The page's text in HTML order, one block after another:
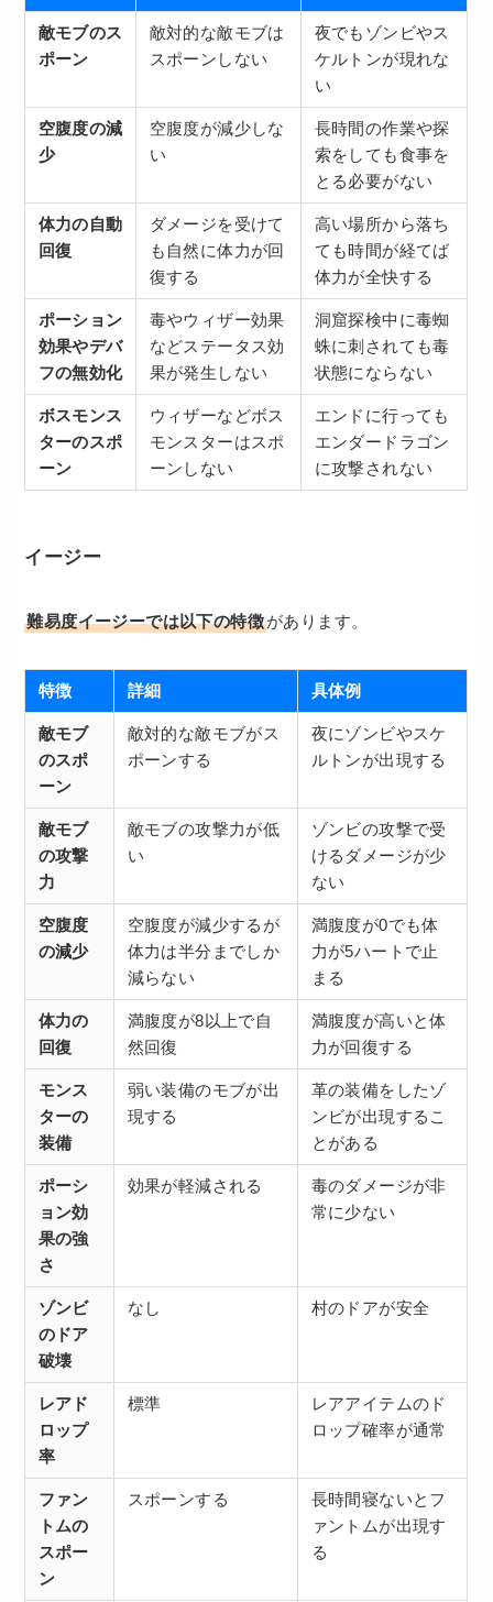
敵モブのス
ポーン
敵対的な敵モブは
スポーンしない
夜でもゾンビやス
ケルトンが現れな
い
空腹度の減
少
空腹度が減少しな
い
長時間の作業や探
索をしても食事を
とる必要がない
体力の自動
回復
ダメージを受けて
も自然に体力が回
復する
高い場所から落ち
ても時間が経てば
体力が全快する
ポーション
効果やデバ
フの無効化
毒やウィザー効果
などステータス効
果が発生しない
洞窟探検中に毒蜘
蛛に刺されても毒
状態にならない
ボスモンス
ターのスポ
ーン
ウィザーなどボス
モンスターはスポ
ーンしない
エンドに行っても
エンダードラゴン
に攻撃されない
イージー
難易度イージーでは以下の特徴があります。
特徴 詳細 具体例
敵モブ
のスポ
ーン
敵対的な敵モブがス
ポーンする
夜にゾンビやスケ
ルトンが出現する
敵モブ
の攻撃
力
敵モブの攻撃力が低
い
ゾンビの攻撃で受
けるダメージが少
ない
空腹度
の減少
空腹度が減少するが
体力は半分までしか
減らない
満腹度が0でも体
力が5ハートで止
まる
体力の
回復
満腹度が8以上で自
然回復
満腹度が高いと体
力が回復する
モンス
ターの
装備
弱い装備のモブが出
現する
革の装備をしたゾ
ンビが出現するこ
とがある
ポーシ
ョン効
果の強
さ
効果が軽減される
毒のダメージが非
常に少ない
ゾンビ
のドア
破壊
なし 村のドアが安全
レアド
ロップ
率
標準
レアアイテムのド
ロップ確率が通常
ファン
トムの
スポー
ン
スポーンする
長時間寝ないとフ
ァントムが出現す
る